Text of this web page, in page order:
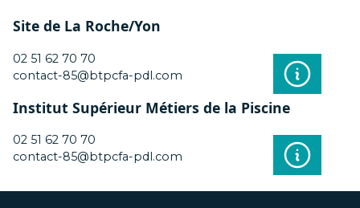
Site de La Roche/Yon
02 51 62 70 70
contact-85@btpcfa-pdl.com
Institut Supérieur Métiers de la Piscine
02 51 62 70 70
contact-85@btpcfa-pdl.com